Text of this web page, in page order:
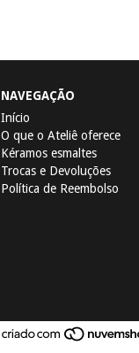
NAVEGAÇÃO
Início
O que o Ateliê oferece
Kéramos esmaltes
Trocas e Devoluções
Política de Reembolso